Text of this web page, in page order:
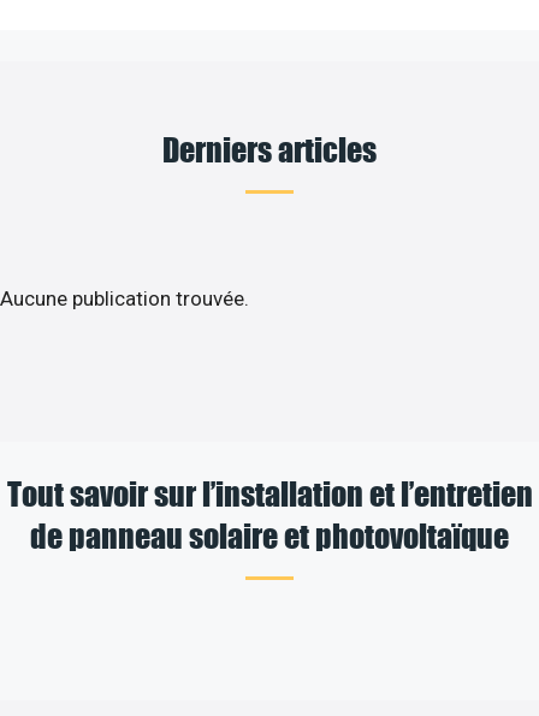
Derniers articles
Aucune publication trouvée.
Tout savoir sur l’installation et l’entretien
de panneau solaire et photovoltaïque